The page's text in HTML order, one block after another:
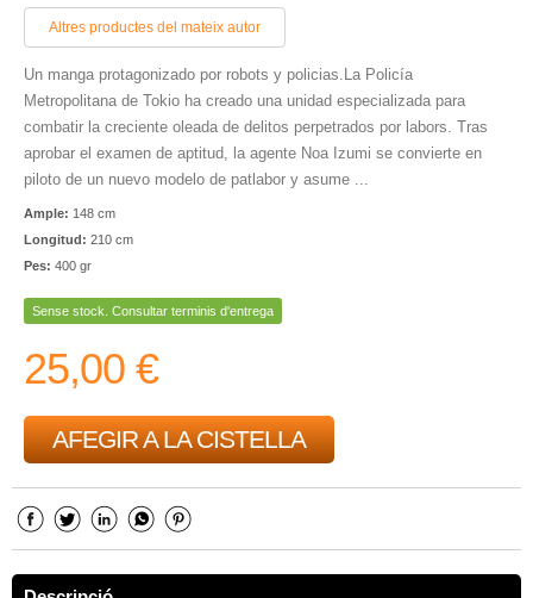
Altres productes del mateix autor
Un manga protagonizado por robots y policias.La Policía
Metropolitana de Tokio ha creado una unidad especializada para
combatir la creciente oleada de delitos perpetrados por labors. Tras
aprobar el examen de aptitud, la agente Noa Izumi se convierte en
piloto de un nuevo modelo de patlabor y asume ...
Ample: 148 cm
Longitud: 210 cm
Pes: 400 gr
Sense stock. Consultar terminis d'entrega
25,00 €
AFEGIR A LA CISTELLA